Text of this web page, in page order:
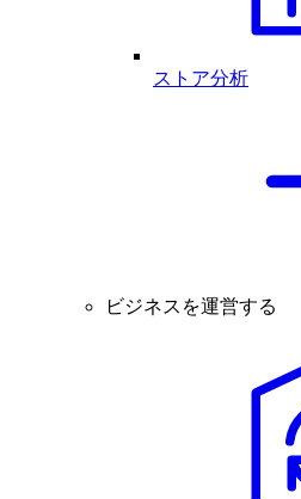
ストア分析
ビジネスを運営する